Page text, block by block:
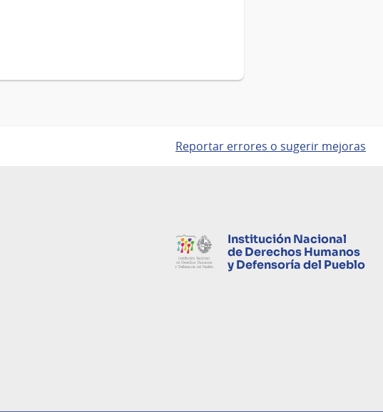
Reportar errores o sugerir mejoras
Institución Nacional
de Derechos Humanos
y Defensoría del Pueblo